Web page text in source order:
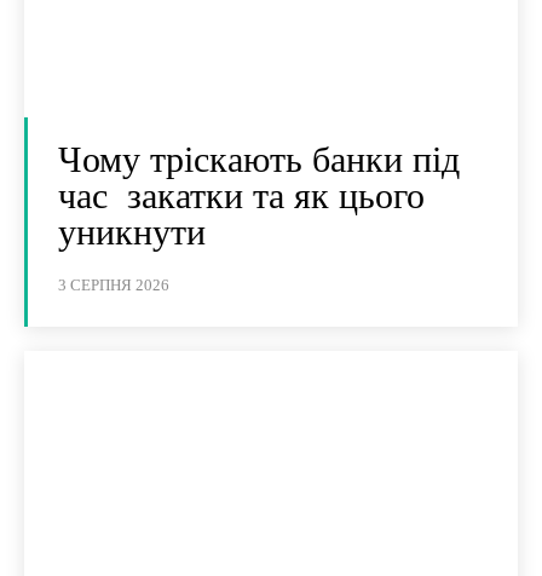
Чому тріскають банки під
час закатки та як цього
уникнути
3 СЕРПНЯ 2026